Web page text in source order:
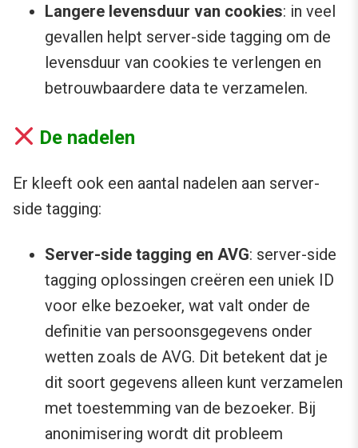
Langere levensduur van cookies: in veel
gevallen helpt server-side tagging om de
levensduur van cookies te verlengen en
betrouwbaardere data te verzamelen.
De nadelen
Er kleeft ook een aantal nadelen aan server-
side tagging:
Server-side tagging en AVG: server-side
tagging oplossingen creëren een uniek ID
voor elke bezoeker, wat valt onder de
definitie van persoonsgegevens onder
wetten zoals de AVG. Dit betekent dat je
dit soort gegevens alleen kunt verzamelen
met toestemming van de bezoeker. Bij
anonimisering wordt dit probleem